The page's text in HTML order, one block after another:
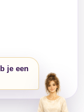
je een